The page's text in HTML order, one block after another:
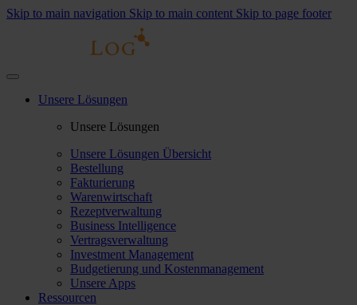
Skip to main navigation Skip to main content Skip to page footer
Unsere Lösungen
Unsere Lösungen
Unsere Lösungen Übersicht
Bestellung
Fakturierung
Warenwirtschaft
Rezeptverwaltung
Business Intelligence
Vertragsverwaltung
Investment Management
Budgetierung und Kostenmanagement
Unsere Apps
Ressourcen